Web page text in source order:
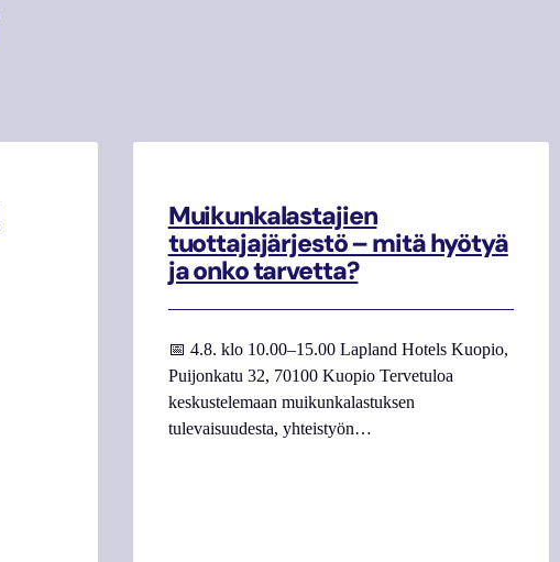
Muikunkalastajien
tuottajajärjestö – mitä hyötyä
ja onko tarvetta?
📅 4.8. klo 10.00–15.00 Lapland Hotels Kuopio,
Puijonkatu 32, 70100 Kuopio Tervetuloa
keskustelemaan muikunkalastuksen
tulevaisuudesta, yhteistyön…